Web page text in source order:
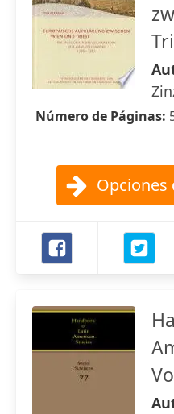
Número de Páginas:
Opciones